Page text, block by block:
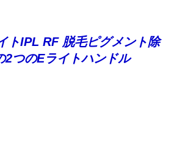
トIPL RF 脱毛ピグメント除
2つのEライトハンドル